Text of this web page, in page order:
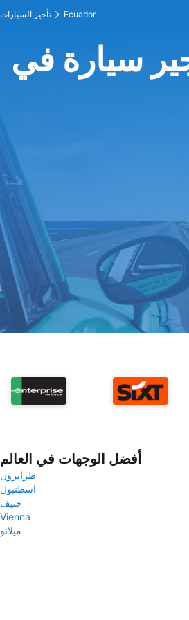
تأجير السيارات Ecuador
أفضل الوجهات في العالم
طرابزون
اسطنبول
جنيف
Vienna
ميلانو